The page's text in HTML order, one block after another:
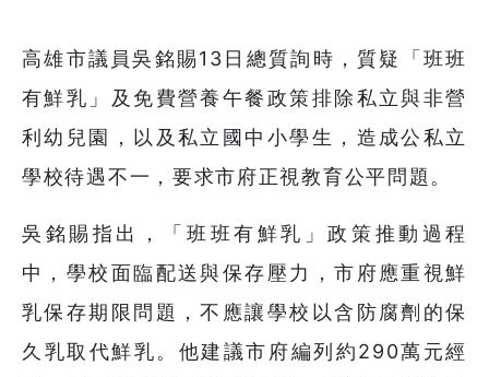
高雄市議員吳銘賜13日總質詢時，質疑「班班
有鮮乳」及免費營養午餐政策排除私立與非營
利幼兒園，以及私立國中小學生，造成公私立
學校待遇不一，要求市府正視教育公平問題。
吳銘賜指出，「班班有鮮乳」政策推動過程
中，學校面臨配送與保存壓力，市府應重視鮮
乳保存期限問題，不應讓學校以含防腐劑的保
久乳取代鮮乳。他建議市府編列約290萬元經